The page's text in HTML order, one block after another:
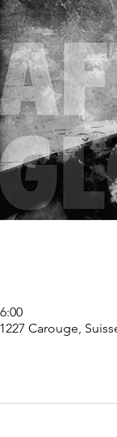
Carouge,